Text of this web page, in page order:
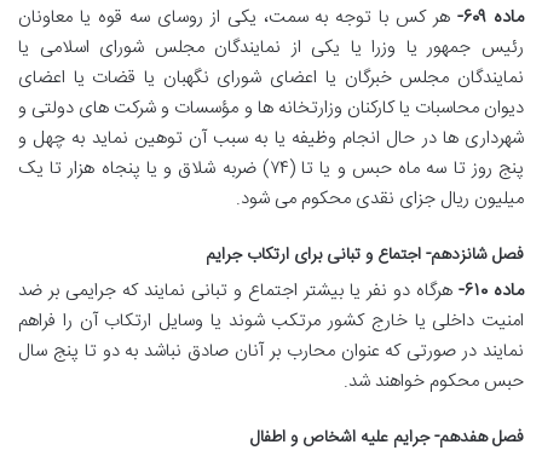
ماده ۶۰۹-
هر کس با توجه به سمت، یکی از روسای سه قوه یا معاونان
رئیس جمهور یا وزرا یا یکی از نمایندگان مجلس شورای اسلامی یا
نمایندگان مجلس خبرگان یا اعضای شورای نگهبان یا قضات یا اعضای
دیوان محاسبات یا کارکنان وزارتخانه ها و مؤسسات و شرکت های دولتی و
شهرداری ها در حال انجام وظیفه یا به سبب آن توهین نماید به چهل و
پنج روز تا سه ماه حبس و یا تا (۷۴) ضربه شلاق و یا پنجاه هزار تا یک
میلیون ریال جزای نقدی محکوم می شود.
فصل شانزدهم- اجتماع و تبانی برای ارتکاب جرایم
ماده ۶۱۰-
هرگاه دو نفر یا بیشتر اجتماع و تبانی نمایند که جرایمی بر ضد
امنیت داخلی یا خارج کشور مرتکب شوند یا وسایل ارتکاب آن را فراهم
نمایند در صورتی که عنوان محارب بر آنان صادق نباشد به دو تا پنج سال
حبس محکوم خواهند شد.
فصل هفدهم- جرایم علیه اشخاص و اطفال